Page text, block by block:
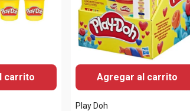
carrito Agregar al carrito
Play Doh